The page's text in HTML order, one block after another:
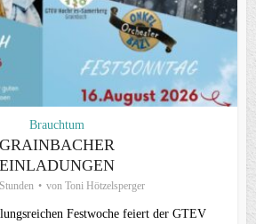
Brauchtum
GRAINBACHER
EINLADUNGEN
von Toni Hötzelsperger
Festwoche feiert der GTEV